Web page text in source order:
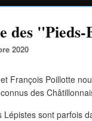
des "Pieds-
2020
François Poillotte
des
Lépistes sont parfois